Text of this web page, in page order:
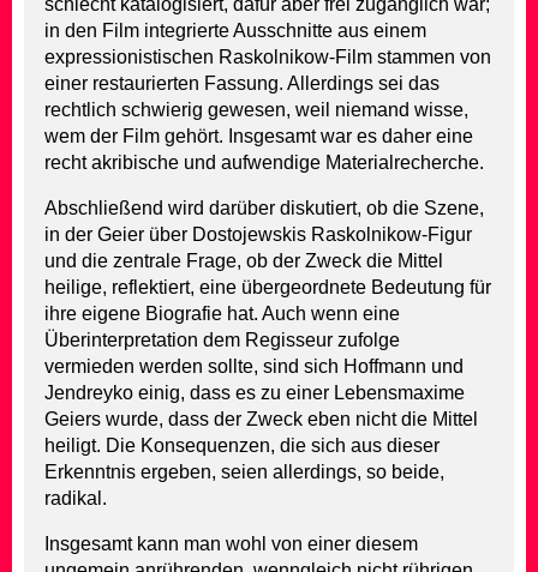
in den Film integrierte Ausschnitte aus einem
expressionistischen Raskolnikow-Film stammen von
einer restaurierten Fassung. Allerdings sei das
rechtlich schwierig gewesen, weil niemand wisse,
wem der Film gehört. Insgesamt war es daher eine
recht akribische und aufwendige Materialrecherche.
Abschließend wird darüber diskutiert, ob die Szene,
in der Geier über Dostojewskis Raskolnikow-Figur
und die zentrale Frage, ob der Zweck die Mittel
heilige, reflektiert, eine übergeordnete Bedeutung für
ihre eigene Biografie hat. Auch wenn eine
Überinterpretation dem Regisseur zufolge
vermieden werden sollte, sind sich Hoffmann und
Jendreyko einig, dass es zu einer Lebensmaxime
Geiers wurde, dass der Zweck eben nicht die Mittel
heiligt. Die Konsequenzen, die sich aus dieser
Erkenntnis ergeben, seien allerdings, so beide,
radikal.
Insgesamt kann man wohl von einer diesem